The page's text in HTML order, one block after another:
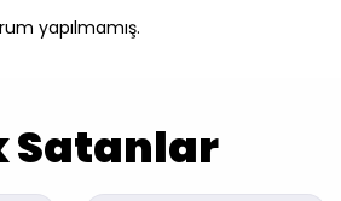
yapılmamış.
Satanlar